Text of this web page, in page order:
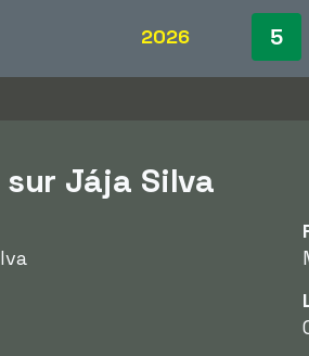
2026 5
Jája Silva